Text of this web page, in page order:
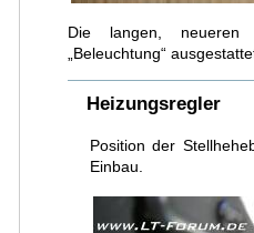
Die langen,
„Beleuchtung“
Heizungsregler
Position der
Einbau.